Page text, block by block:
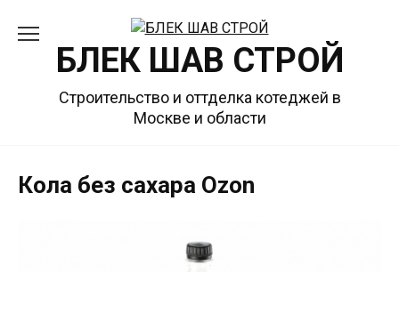
содержаниюБЛЕК ШАВ СТРОЙ
Строительство и оттделка котеджей в
Москве и области
Кола без сахара Ozon